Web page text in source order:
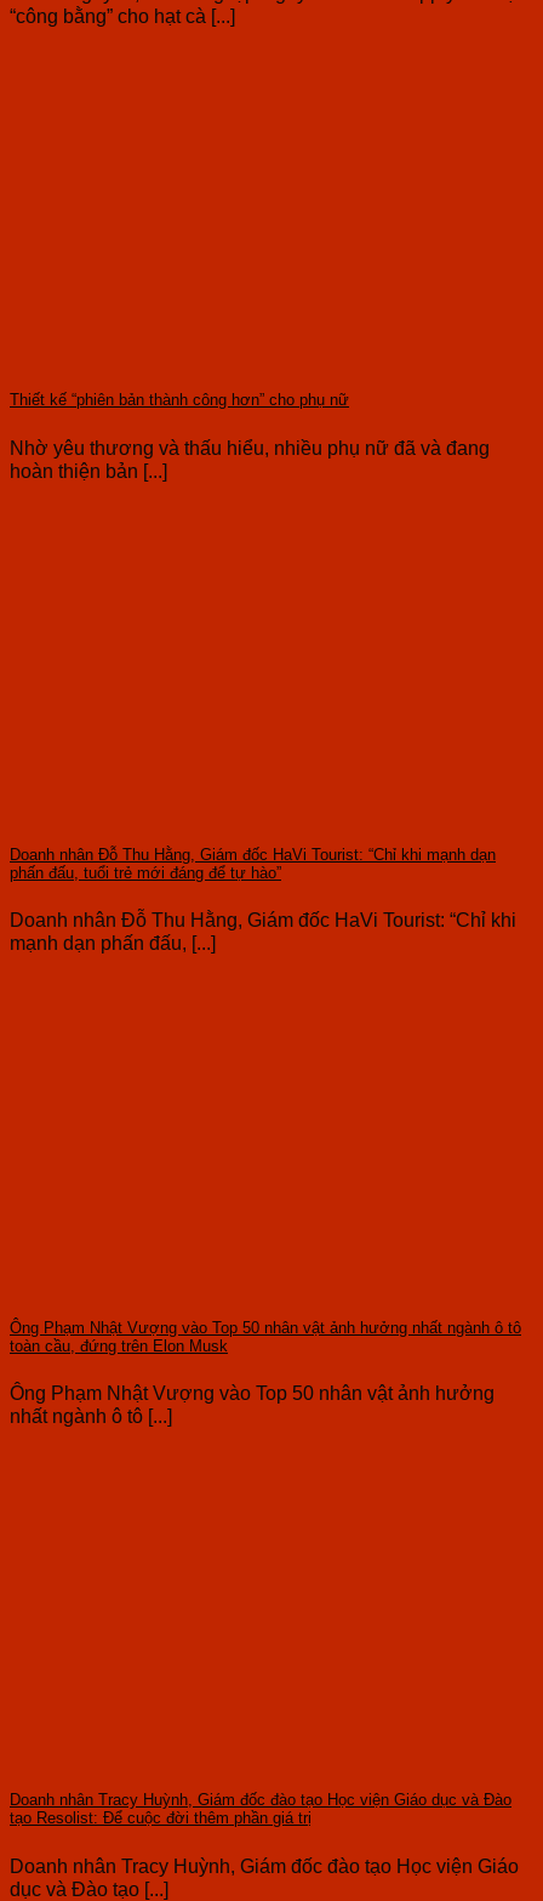
“công bằng” cho hạt cà [...]
Thiết kế “phiên bản thành công hơn” cho phụ nữ
Nhờ yêu thương và thấu hiểu, nhiều phụ nữ đã và đang
hoàn thiện bản [...]
Doanh nhân Đỗ Thu Hằng, Giám đốc HaVi Tourist: “Chỉ khi mạnh dạn
phấn đấu, tuổi trẻ mới đáng để tự hào”
Doanh nhân Đỗ Thu Hằng, Giám đốc HaVi Tourist: “Chỉ khi
mạnh dạn phấn đấu, [...]
Ông Phạm Nhật Vượng vào Top 50 nhân vật ảnh hưởng nhất ngành ô tô
toàn cầu, đứng trên Elon Musk
Ông Phạm Nhật Vượng vào Top 50 nhân vật ảnh hưởng
nhất ngành ô tô [...]
Doanh nhân Tracy Huỳnh, Giám đốc đào tạo Học viện Giáo dục và Đào
tạo Resolist: Để cuộc đời thêm phần giá trị
Doanh nhân Tracy Huỳnh, Giám đốc đào tạo Học viện Giáo
dục và Đào tạo [...]